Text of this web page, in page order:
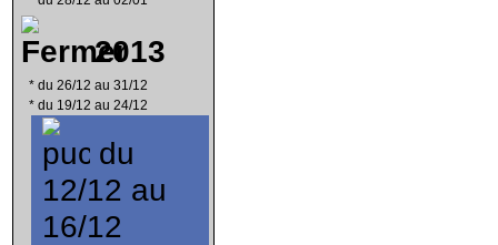
2013
* du 26/12 au 31/12
* du 19/12 au 24/12
du
12/12 au
16/12